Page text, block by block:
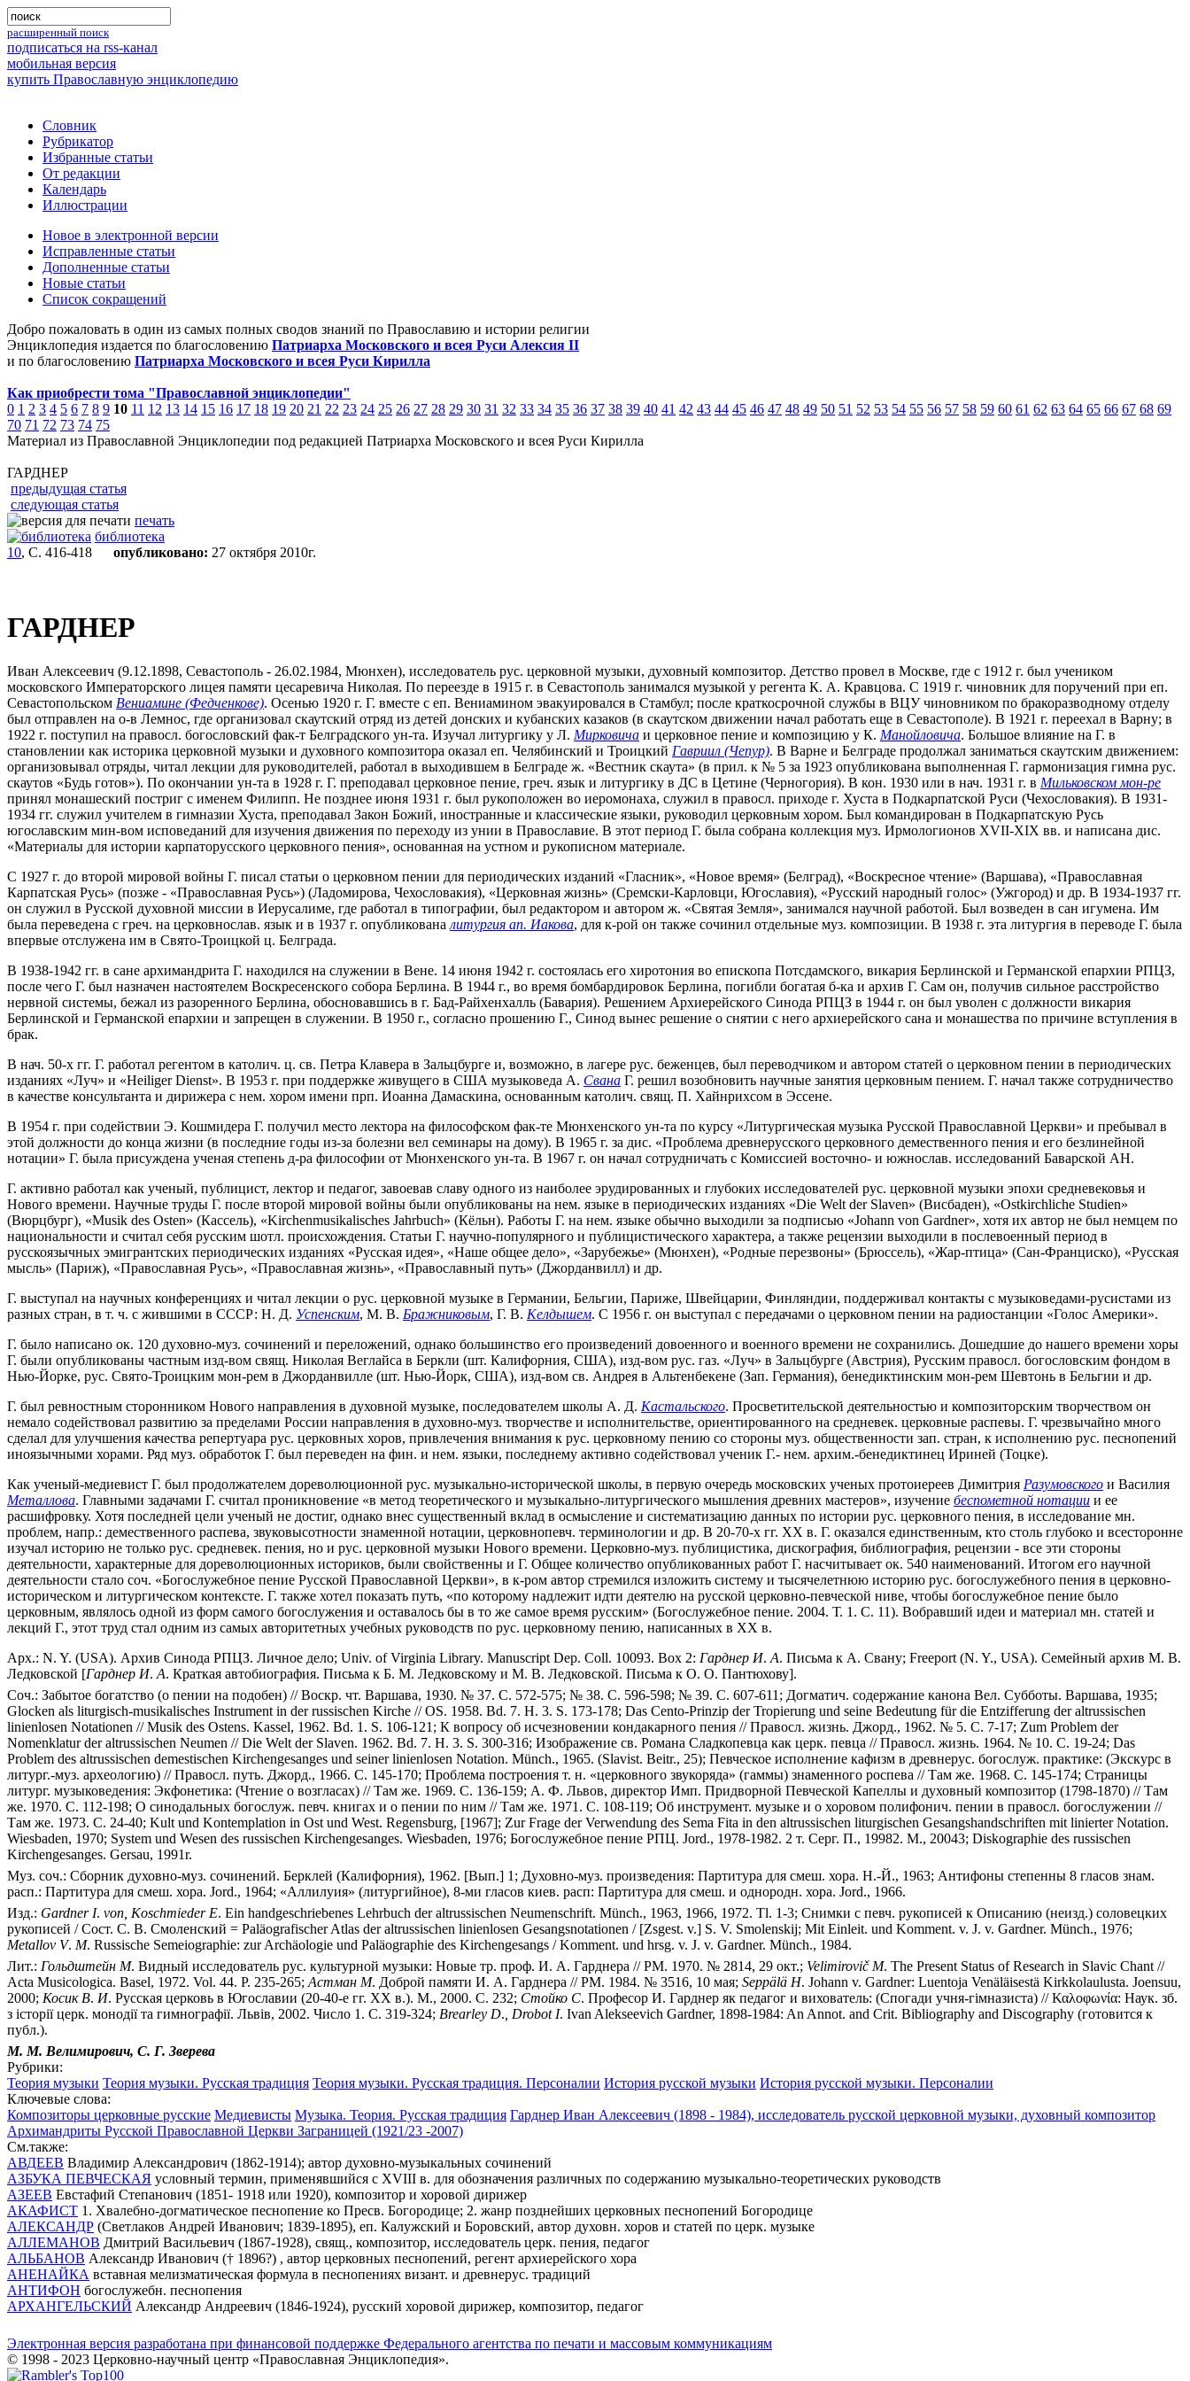
расширенный поиск
подписаться на rss-канал
мобильная версия
купить Православную энциклопедию
Словник
Рубрикатор
Избранные статьи
От редакции
Календарь
Иллюстрации
Новое в электронной версии
Исправленные статьи
Дополненные статьи
Новые статьи
Список сокращений
Добро пожаловать в один из самых полных сводов знаний по Православию и истории религии
Энциклопедия издается по благословению Патриарха Московского и всея Руси Алексия II
и по благословению Патриарха Московского и всея Руси Кирилла
Как приобрести тома "Православной энциклопедии"
0 1 2 3 4 5 6 7 8 9 10 11 12 13 14 15 16 17 18 19 20 21 22 23 24 25 26 27 28 29 30 31 32 33 34 35 36 37 38 39 40 41 42 43 44 45 46 47 48 49 50 51 52 53 54 55 56 57 58 59 60 61 62 63 64 65 66 67 68 69
70 71 72 73 74 75
Материал из Православной Энциклопедии под редакцией Патриарха Московского и всея Руси Кирилла
ГАРДНЕР
предыдущая статья
следующая статья
печать
библиотека
10, С. 416-418 опубликовано: 27 октября 2010г.
ГАРДНЕР
Иван Алексеевич (9.12.1898, Севастополь - 26.02.1984, Мюнхен), исследователь рус. церковной музыки, духовный композитор. Детство провел в Москве, где с 1912 г. был учеником
московского Императорского лицея памяти цесаревича Николая. По переезде в 1915 г. в Севастополь занимался музыкой у регента К. А. Кравцова. С 1919 г. чиновник для поручений при еп.
Севастопольском Вениамине (Федченкове). Осенью 1920 г. Г. вместе с еп. Вениамином эвакуировался в Стамбул; после краткосрочной службы в ВЦУ чиновником по бракоразводному отделу
был отправлен на о-в Лемнос, где организовал скаутский отряд из детей донских и кубанских казаков (в скаутском движении начал работать еще в Севастополе). В 1921 г. переехал в Варну; в
1922 г. поступил на правосл. богословский фак-т Белградского ун-та. Изучал литургику у Л. Мирковича и церковное пение и композицию у К. Манойловича. Большое влияние на Г. в
становлении как историка церковной музыки и духовного композитора оказал еп. Челябинский и Троицкий Гавриил (Чепур). В Варне и Белграде продолжал заниматься скаутским движением:
организовывал отряды, читал лекции для руководителей, работал в выходившем в Белграде ж. «Вестник скаута» (в прил. к № 5 за 1923 опубликована выполненная Г. гармонизация гимна рус.
скаутов «Будь готов»). По окончании ун-та в 1928 г. Г. преподавал церковное пение, греч. язык и литургику в ДС в Цетине (Черногория). В кон. 1930 или в нач. 1931 г. в Мильковском мон-ре
принял монашеский постриг с именем Филипп. Не позднее июня 1931 г. был рукоположен во иеромонаха, служил в правосл. приходе г. Хуста в Подкарпатской Руси (Чехословакия). В 1931-
1934 гг. служил учителем в гимназии Хуста, преподавал Закон Божий, иностранные и классические языки, руководил церковным хором. Был командирован в Подкарпатскую Русь
югославским мин-вом исповеданий для изучения движения по переходу из унии в Православие. В этот период Г. была собрана коллекция муз. Ирмологионов XVII-XIX вв. и написана дис.
«Материалы для истории карпаторусского церковного пения», основанная на устном и рукописном материале.
С 1927 г. до второй мировой войны Г. писал статьи о церковном пении для периодических изданий «Гласник», «Новое время» (Белград), «Воскресное чтение» (Варшава), «Православная
Карпатская Русь» (позже - «Православная Русь») (Ладомирова, Чехословакия), «Церковная жизнь» (Сремски-Карловци, Югославия), «Русский народный голос» (Ужгород) и др. В 1934-1937 гг.
он служил в Русской духовной миссии в Иерусалиме, где работал в типографии, был редактором и автором ж. «Святая Земля», занимался научной работой. Был возведен в сан игумена. Им
была переведена с греч. на церковнослав. язык и в 1937 г. опубликована литургия ап. Иакова, для к-рой он также сочинил отдельные муз. композиции. В 1938 г. эта литургия в переводе Г. была
впервые отслужена им в Свято-Троицкой ц. Белграда.
В 1938-1942 гг. в сане архимандрита Г. находился на служении в Вене. 14 июня 1942 г. состоялась его хиротония во епископа Потсдамского, викария Берлинской и Германской епархии РПЦЗ,
после чего Г. был назначен настоятелем Воскресенского собора Берлина. В 1944 г., во время бомбардировок Берлина, погибли богатая б-ка и архив Г. Сам он, получив сильное расстройство
нервной системы, бежал из разоренного Берлина, обосновавшись в г. Бад-Райхенхалль (Бавария). Решением Архиерейского Синода РПЦЗ в 1944 г. он был уволен с должности викария
Берлинской и Германской епархии и запрещен в служении. В 1950 г., согласно прошению Г., Синод вынес решение о снятии с него архиерейского сана и монашества по причине вступления в
брак.
В нач. 50-х гг. Г. работал регентом в католич. ц. св. Петра Клавера в Зальцбурге и, возможно, в лагере рус. беженцев, был переводчиком и автором статей о церковном пении в периодических
изданиях «Луч» и «Heiliger Dienst». В 1953 г. при поддержке живущего в США музыковеда А. Свана Г. решил возобновить научные занятия церковным пением. Г. начал также сотрудничество
в качестве консультанта и дирижера с нем. хором имени прп. Иоанна Дамаскина, основанным католич. свящ. П. Хайнрихсом в Эссене.
В 1954 г. при содействии Э. Кошмидера Г. получил место лектора на философском фак-те Мюнхенского ун-та по курсу «Литургическая музыка Русской Православной Церкви» и пребывал в
этой должности до конца жизни (в последние годы из-за болезни вел семинары на дому). В 1965 г. за дис. «Проблема древнерусского церковного демественного пения и его безлинейной
нотации» Г. была присуждена ученая степень д-ра философии от Мюнхенского ун-та. В 1967 г. он начал сотрудничать с Комиссией восточно- и южнослав. исследований Баварской АН.
Г. активно работал как ученый, публицист, лектор и педагог, завоевав славу одного из наиболее эрудированных и глубоких исследователей рус. церковной музыки эпохи средневековья и
Нового времени. Научные труды Г. после второй мировой войны были опубликованы на нем. языке в периодических изданиях «Die Welt der Slaven» (Висбаден), «Ostkirchliche Studien»
(Вюрцбург), «Musik des Osten» (Кассель), «Kirchenmusikalisches Jahrbuch» (Кёльн). Работы Г. на нем. языке обычно выходили за подписью «Johann von Gardner», хотя их автор не был немцем по
национальности и считал себя русским шотл. происхождения. Статьи Г. научно-популярного и публицистического характера, а также рецензии выходили в послевоенный период в
русскоязычных эмигрантских периодических изданиях «Русская идея», «Наше общее дело», «Зарубежье» (Мюнхен), «Родные перезвоны» (Брюссель), «Жар-птица» (Сан-Франциско), «Русская
мысль» (Париж), «Православная Русь», «Православная жизнь», «Православный путь» (Джорданвилл) и др.
Г. выступал на научных конференциях и читал лекции о рус. церковной музыке в Германии, Бельгии, Париже, Швейцарии, Финляндии, поддерживал контакты с музыковедами-русистами из
разных стран, в т. ч. с жившими в СССР: Н. Д. Успенским, М. В. Бражниковым, Г. В. Келдышем. С 1956 г. он выступал с передачами о церковном пении на радиостанции «Голос Америки».
Г. было написано ок. 120 духовно-муз. сочинений и переложений, однако большинство его произведений довоенного и военного времени не сохранились. Дошедшие до нашего времени хоры
Г. были опубликованы частным изд-вом свящ. Николая Веглайса в Беркли (шт. Калифорния, США), изд-вом рус. газ. «Луч» в Зальцбурге (Австрия), Русским правосл. богословским фондом в
Нью-Йорке, рус. Свято-Троицким мон-рем в Джорданвилле (шт. Нью-Йорк, США), изд-вом св. Андрея в Альтенбекене (Зап. Германия), бенедиктинским мон-рем Шевтонь в Бельгии и др.
Г. был ревностным сторонником Нового направления в духовной музыке, последователем школы А. Д. Кастальского. Просветительской деятельностью и композиторским творчеством он
немало содействовал развитию за пределами России направления в духовно-муз. творчестве и исполнительстве, ориентированного на средневек. церковные распевы. Г. чрезвычайно много
сделал для улучшения качества репертуара рус. церковных хоров, привлечения внимания к рус. церковному пению со стороны муз. общественности зап. стран, к исполнению рус. песнопений
иноязычными хорами. Ряд муз. обработок Г. был переведен на фин. и нем. языки, последнему активно содействовал ученик Г.- нем. архим.-бенедиктинец Ириней (Тоцке).
Как ученый-медиевист Г. был продолжателем дореволюционной рус. музыкально-исторической школы, в первую очередь московских ученых протоиереев Димитрия Разумовского и Василия
Металлова. Главными задачами Г. считал проникновение «в метод теоретического и музыкально-литургического мышления древних мастеров», изучение беспометной нотации и ее
расшифровку. Хотя последней цели ученый не достиг, однако внес существенный вклад в осмысление и систематизацию данных по истории рус. церковного пения, в исследование мн.
проблем, напр.: демественного распева, звуковысотности знаменной нотации, церковнопевч. терминологии и др. В 20-70-х гг. XX в. Г. оказался единственным, кто столь глубоко и всесторонне
изучал историю не только рус. средневек. пения, но и рус. церковной музыки Нового времени. Церковно-муз. публицистика, дискография, библиография, рецензии - все эти стороны
деятельности, характерные для дореволюционных историков, были свойственны и Г. Общее количество опубликованных работ Г. насчитывает ок. 540 наименований. Итогом его научной
деятельности стало соч. «Богослужебное пение Русской Православной Церкви», в к-ром автор стремился изложить систему и тысячелетнюю историю рус. богослужебного пения в церковно-
историческом и литургическом контексте. Г. также хотел показать путь, «по которому надлежит идти деятелю на русской церковно-певческой ниве, чтобы богослужебное пение было
церковным, являлось одной из форм самого богослужения и оставалось бы в то же самое время русским» (Богослужебное пение. 2004. Т. 1. С. 11). Вобравший идеи и материал мн. статей и
лекций Г., этот труд стал одним из самых авторитетных учебных руководств по рус. церковному пению, написанных в XX в.
Арх.: N. Y. (USA). Архив Синода РПЦЗ. Личное дело; Univ. of Virginia Library. Manuscript Dep. Coll. 10093. Box 2: Гарднер И. А. Письма к А. Свану; Freeport (N. Y., USA). Семейный архив М. В.
Ледковской [Гарднер И. А. Краткая автобиография. Письма к Б. М. Ледковскому и М. В. Ледковской. Письма к О. О. Пантюхову].
Соч.: Забытое богатство (о пении на подобен) // Воскр. чт. Варшава, 1930. № 37. С. 572-575; № 38. С. 596-598; № 39. С. 607-611; Догматич. содержание канона Вел. Субботы. Варшава, 1935;
Glocken als liturgisch-musikalisches Instrument in der russischen Kirche // OS. 1958. Bd. 7. H. 3. S. 173-178; Das Cento-Prinzip der Tropierung und seine Bedeutung für die Entzifferung der altrussischen
linienlosen Notationen // Musik des Ostens. Kassel, 1962. Bd. 1. S. 106-121; К вопросу об исчезновении кондакарного пения // Правосл. жизнь. Джорд., 1962. № 5. С. 7-17; Zum Problem der
Nomenklatur der altrussischen Neumen // Die Welt der Slaven. 1962. Bd. 7. H. 3. S. 300-316; Изображение св. Романа Сладкопевца как церк. певца // Правосл. жизнь. 1964. № 10. С. 19-24; Das
Problem des altrussischen demestischen Kirchengesanges und seiner linienlosen Notation. Münch., 1965. (Slavist. Beitr., 25); Певческое исполнение кафизм в древнерус. богослуж. практике: (Экскурс в
литург.-муз. археологию) // Правосл. путь. Джорд., 1966. С. 145-170; Проблема построения т. н. «церковного звукоряда» (гаммы) знаменного роспева // Там же. 1968. С. 145-174; Страницы
литург. музыковедения: Экфонетика: (Чтение о возгласах) // Там же. 1969. С. 136-159; А. Ф. Львов, директор Имп. Придворной Певческой Капеллы и духовный композитор (1798-1870) // Там
же. 1970. С. 112-198; О синодальных богослуж. певч. книгах и о пении по ним // Там же. 1971. С. 108-119; Об инструмент. музыке и о хоровом полифонич. пении в правосл. богослужении //
Там же. 1973. С. 24-40; Kult und Kontemplation in Ost und West. Regensburg, [1967]; Zur Frage der Verwendung des Sema Fita in den altrussischen liturgischen Gesangshandschriften mit linierter Notation.
Wiesbaden, 1970; System und Wesen des russischen Kirchengesanges. Wiesbaden, 1976; Богослужебное пение РПЦ. Jord., 1978-1982. 2 т. Серг. П., 19982. М., 20043; Diskographie des russischen
Kirchengesanges. Gersau, 1991r.
Муз. соч.: Сборник духовно-муз. сочинений. Берклей (Калифорния), 1962. [Вып.] 1; Духовно-муз. произведения: Партитура для смеш. хора. Н.-Й., 1963; Антифоны степенны 8 гласов знам.
расп.: Партитура для смеш. хора. Jord., 1964; «Аллилуия» (литургийное), 8-ми гласов киев. расп: Партитура для смеш. и однородн. хора. Jord., 1966.
Изд.: Gardner I. von, Koschmieder E. Ein handgeschriebenes Lehrbuch der altrussischen Neumenschrift. Münch., 1963, 1966, 1972. Tl. 1-3; Снимки с певч. рукописей к Описанию (неизд.) соловецких
рукописей / Сост. С. В. Смоленский = Paläografischer Atlas der altrussischen linienlosen Gesangsnotationen / [Zsgest. v.] S. V. Smolenskij; Mit Einleit. und Komment. v. J. v. Gardner. Münch., 1976;
Metallov V. M. Russische Semeiographie: zur Archäologie und Paläographie des Kirchengesangs / Komment. und hrsg. v. J. v. Gardner. Münch., 1984.
Лит.: Гольдштейн М. Видный исследователь рус. культурной музыки: Новые тр. проф. И. А. Гарднера // РМ. 1970. № 2814, 29 окт.; Velimirovič M. The Present Status of Research in Slavic Chant //
Acta Musicologica. Basel, 1972. Vol. 44. P. 235-265; Астман М. Доброй памяти И. А. Гарднера // РМ. 1984. № 3516, 10 мая; Seppälä H. Johann v. Gardner: Luentoja Venäläisestä Kirkkolaulusta. Joensuu,
2000; Косик В. И. Русская церковь в Югославии (20-40-е гг. XX в.). М., 2000. С. 232; Стойко С. Професор И. Гарднер як педагог и вихователь: (Спогади учня-гiмназиста) // Καλοφωνία: Наук. зб.
з icторiï церк. монодiï та гимнографiï. Львiв, 2002. Число 1. С. 319-324; Brearley D. Drobot I. Ivan Alekseevich Gardner, 1898-1984: An Annot. and Crit. Bibliography and Discography (готовится к
публ.).
М. М. Велимирович, С. Г. Зверева
Рубрики:
Теория музыки Теория музыки. Русская традиция Теория музыки. Русская традиция. Персоналии История русской музыки История русской музыки. Персоналии
Ключевые слова:
Композиторы церковные русские Медиевисты Музыка. Теория. Русская традиция Гарднер Иван Алексеевич (1898 - 1984), исследователь русской церковной музыки, духовный композитор
Архимандриты Русской Православной Церкви Заграницей (1921/23 -2007)
См.также:
АВДЕЕВ Владимир Александрович (1862-1914); автор духовно-музыкальных сочинений
АЗБУКА ПЕВЧЕСКАЯ условный термин, применявшийся с XVIII в. для обозначения различных по содержанию музыкально-теоретических руководств
АЗЕЕВ Евстафий Степанович (1851- 1918 или 1920), композитор и хоровой дирижер
АКАФИСТ 1. Хвалебно-догматическое песнопение ко Пресв. Богородице; 2. жанр позднейших церковных песнопений Богородице
АЛЕКСАНДР (Светлаков Андрей Иванович; 1839-1895), еп. Калужский и Боровский, автор духовн. хоров и статей по церк. музыке
АЛЛЕМАНОВ Дмитрий Васильевич (1867-1928), свящ., композитор, исследователь церк. пения, педагог
АЛЬБАНОВ Александр Иванович († 1896?) , автор церковных песнопений, регент архиерейского хора
АНЕНАЙКА вставная мелизматическая формула в песнопениях визант. и древнерус. традиций
АНТИФОН богослужебн. песнопения
АРХАНГЕЛЬСКИЙ Александр Андреевич (1846-1924), русский хоровой дирижер, композитор, педагог
Электронная версия разработана при финансовой поддержке Федерального агентства по печати и массовым коммуникациям
© 1998 - 2023 Церковно-научный центр «Православная Энциклопедия».